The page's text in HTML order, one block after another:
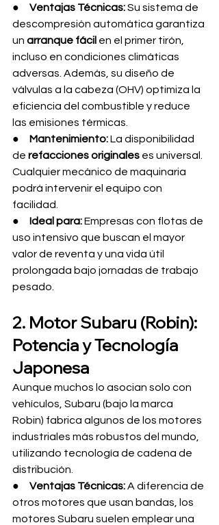
● Ventajas Técnicas: Su sistema de
descompresión automática garantiza
un arranque fácil en el primer tirón,
incluso en condiciones climáticas
adversas. Además, su diseño de
válvulas a la cabeza (OHV) optimiza la
eficiencia del combustible y reduce
las emisiones térmicas.
● Mantenimiento: La disponibilidad
de refacciones originales es universal.
Cualquier mecánico de maquinaria
podrá intervenir el equipo con
facilidad.
● Ideal para: Empresas con flotas de
uso intensivo que buscan el mayor
valor de reventa y una vida útil
prolongada bajo jornadas de trabajo
pesado.
2. Motor Subaru (Robin):
Potencia y Tecnología
Japonesa
Aunque muchos lo asocian solo con
vehículos, Subaru (bajo la marca
Robin) fabrica algunos de los motores
industriales más robustos del mundo,
utilizando tecnología de cadena de
distribución.
● Ventajas Técnicas: A diferencia de
otros motores que usan bandas, los
motores Subaru suelen emplear una